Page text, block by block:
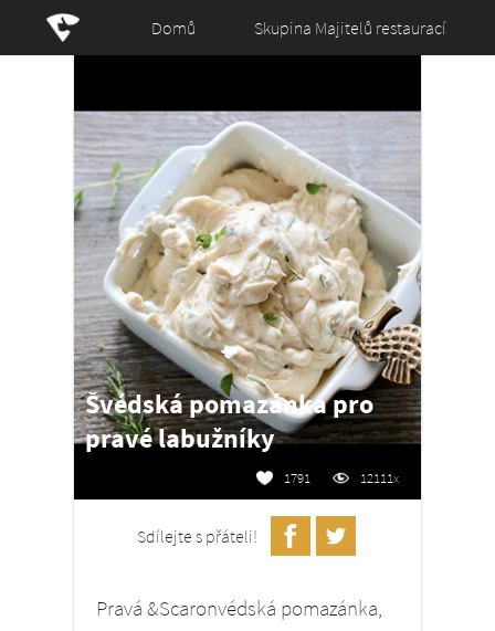
Domů Skupina Majitelů restaurací
Švédská pomazánka pro
pravé labužníky
1791 12111x
Sdílejte s přáteli!
Pravá &Scaronvédská pomazánka,